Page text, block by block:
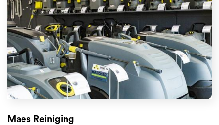
Maes Reiniging